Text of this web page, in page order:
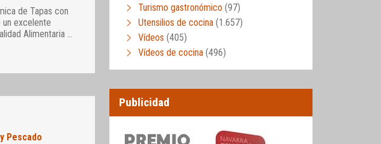
de Tapas con
un excelente
Alimentaria …
Pescado
Turismo gastronómico (97)
Utensilios de cocina (1.657)
Vídeos (405)
Vídeos de cocina (496)
Publicidad